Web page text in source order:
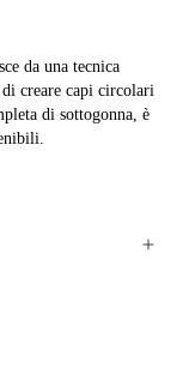
da una tecnica
di creare capi circolari
di sottogonna, è